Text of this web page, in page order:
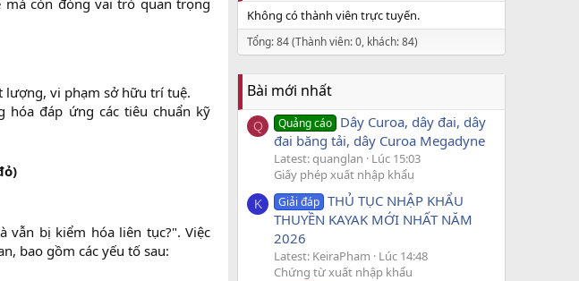
còn đóng vai trò quan trọng
lượng, vi phạm sở hữu trí tuệ.​
hóa đáp ứng các tiêu chuẩn kỹ
vẫn bị kiểm hóa liên tục?". Việc
bao gồm các yếu tố sau:
Không có thành viên trực tuyến.
Tổng: 84 (Thành viên: 0, khách: 84)
Bài mới nhất
Q Quảng cáo Dây Curoa, dây đai, dây
đai băng tải, dây Curoa Megadyne
Latest: quanglan
Lúc 15:03
Giấy phép xuất nhập khẩu
K Giải đáp THỦ TỤC NHẬP KHẨU
THUYỀN KAYAK MỚI NHẤT NĂM
2026
Latest: KeiraPham
Lúc 14:48
Chứng từ xuất nhập khẩu